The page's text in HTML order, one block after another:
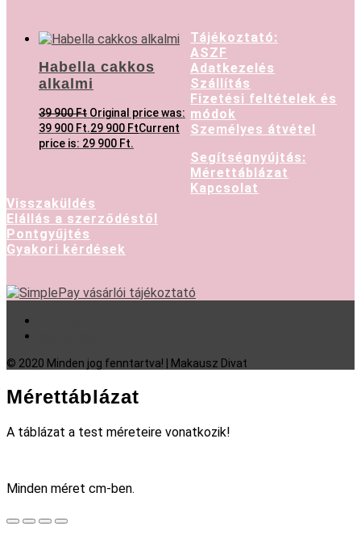
Habella cakkos
alkalmi
39 900Ft Original price was:
39 900 Ft.29 900 FtCurrent
price is: 29 900 Ft.
Tájékoztató:
ASZF
Adatkezelés
Szállítás
Fizetési feltételek és
módok
Személyes átvétel
Segítségnyújtás:
Mérettáblázat
Kapcsolat
Visszaküldés
Elállás a szerződéstől
Pontgyűjtés
Gyakori kérdések
© 2020 Minden jog fenntartva! | Makausz Divat
Mérettáblázat
A táblázat a test méreteire vonatkozik!
Minden méret cm-ben.